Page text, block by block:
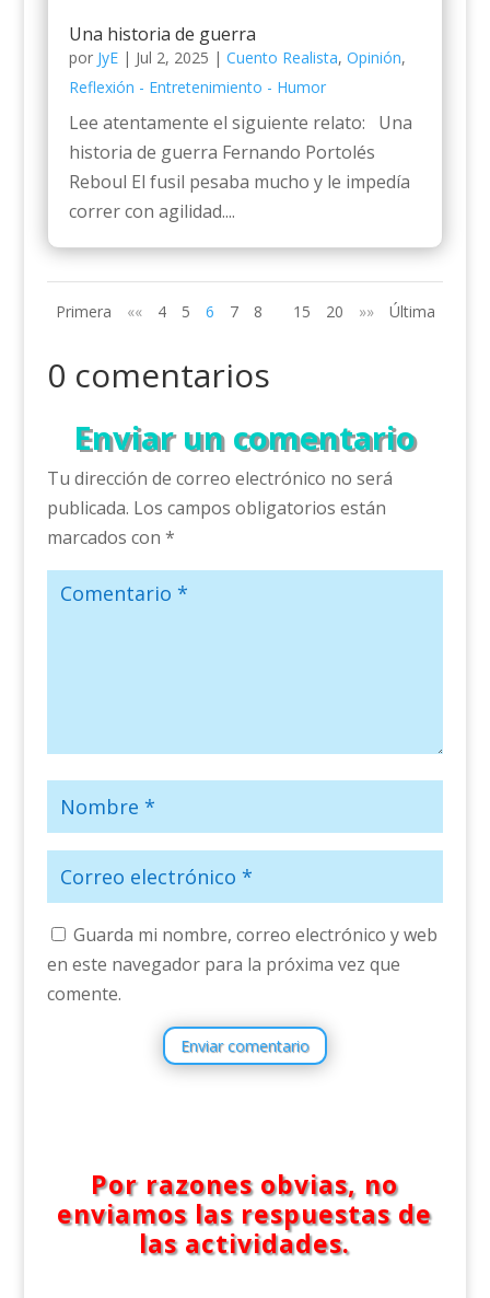
Una historia de guerra
por JyE| Jul 2, 2025 | Cuento Realista, Opinión,
Reflexión - Entretenimiento - Humor
Lee atentamente el siguiente relato: Una
historia de guerra Fernando Portolés
Reboul El fusil pesaba mucho y le impedía
correr con agilidad....
Primera «« 4 5 6 7 8 15 20 »» Última
0 comentarios
Enviar un comentario
Tu dirección de correo electrónico no será
publicada. Los campos obligatorios están
marcados con *
Guarda mi nombre, correo electrónico y web
en este navegador para la próxima vez que
comente.
Enviar comentario
Por razones obvias, no
enviamos las respuestas de
las actividades.